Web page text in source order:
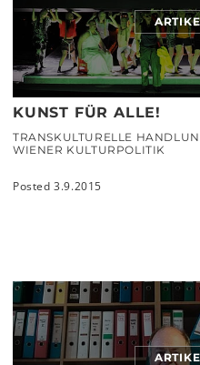
KUNST FÜR ALLE!
TRANSKULTURELLE
WIENER KULTURPOLITIK
Posted 3.9.2015